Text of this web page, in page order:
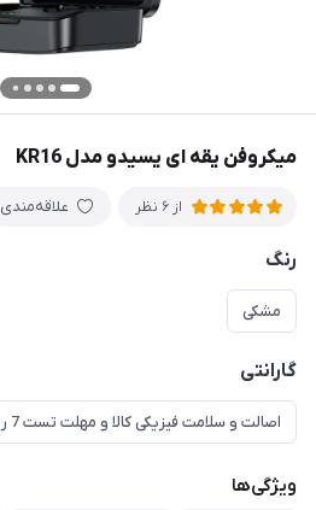
میکروفن یقه ای یسیدو مدل KR16
از 6 نظر علاقه‌مندی
رنگ
مشکی
گارانتی
اصالت و سلامت فیزیکی کالا و مهلت تست 7 روزه
ویژگی‌ها